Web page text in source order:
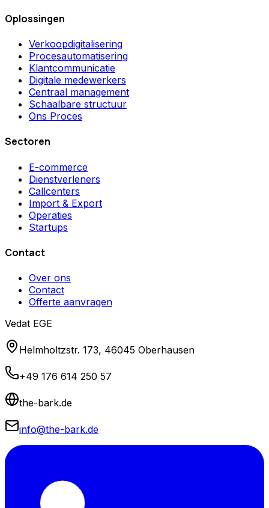
Oplossingen
Verkoopdigitalisering
Procesautomatisering
Klantcommunicatie
Digitale medewerkers
Centraal management
Schaalbare structuur
Ons Proces
Sectoren
E-commerce
Dienstverleners
Callcenters
Import & Export
Operaties
Startups
Contact
Over ons
Contact
Offerte aanvragen
Vedat EGE
Helmholtzstr. 173, 46045 Oberhausen
+49 176 614 250 57
the-bark.de
info@the-bark.de